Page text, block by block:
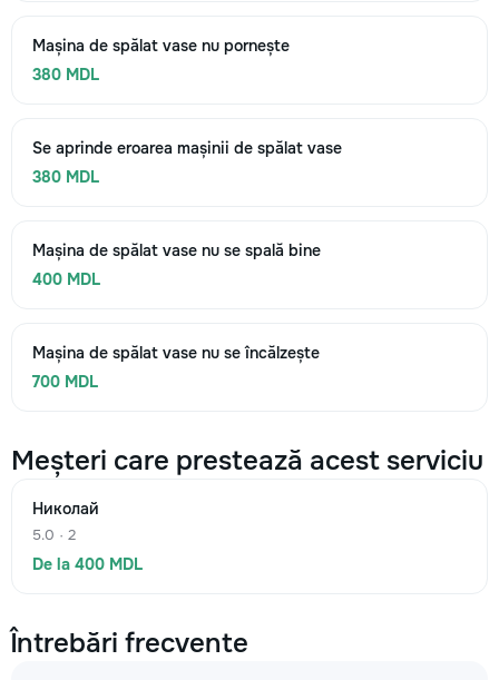
Mașina de spălat vase nu pornește
380 MDL
Se aprinde eroarea mașinii de spălat vase
380 MDL
Mașina de spălat vase nu se spală bine
400 MDL
Mașina de spălat vase nu se încălzește
700 MDL
Meșteri care prestează acest serviciu
Николай
5.0 · 2
De la 400 MDL
Întrebări frecvente